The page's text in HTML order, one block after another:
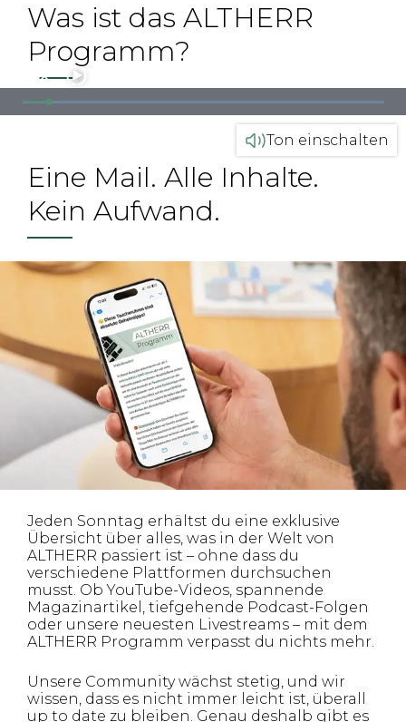
Was ist das ALTHERR
Programm?
Ton einschalten
Loaded:
Progress:
Eine Mail. Alle Inhalte.
Kein Aufwand.
Jeden Sonntag erhältst du eine exklusive
Übersicht über alles, was in der Welt von
ALTHERR passiert ist – ohne dass du
verschiedene Plattformen durchsuchen
musst. Ob YouTube-Videos, spannende
Magazinartikel, tiefgehende Podcast-Folgen
oder unsere neuesten Livestreams – mit dem
ALTHERR Programm verpasst du nichts mehr.
Unsere Community wächst stetig, und wir
wissen, dass es nicht immer leicht ist, überall
up to date zu bleiben. Genau deshalb gibt es